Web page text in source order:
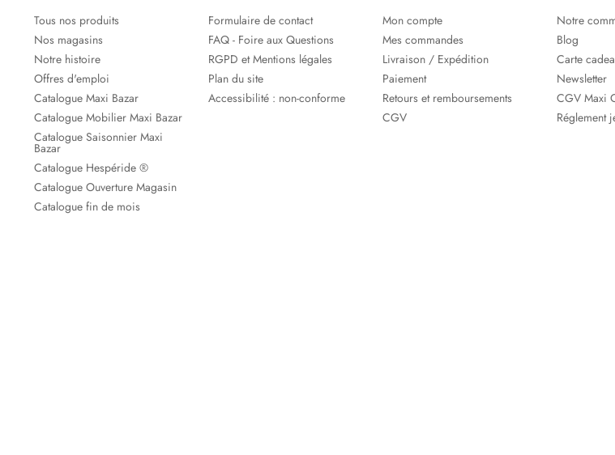
Tous nos produits
Nos magasins
Notre histoire
Offres d'emploi
Catalogue Maxi Bazar
Catalogue Mobilier Maxi Bazar
Catalogue Saisonnier Maxi
Bazar
Catalogue Hespéride ®
Catalogue Ouverture Magasin
Catalogue fin de mois
Formulaire de contact
FAQ - Foire aux Questions
RGPD et Mentions légales
Plan du site
Accessibilité : non-conforme
Mon compte
Mes commandes
Livraison / Expédition
Paiement
Retours et remboursements
CGV
Notre
Blog
Carte
Newsletter
CGV Maxi
Réglement